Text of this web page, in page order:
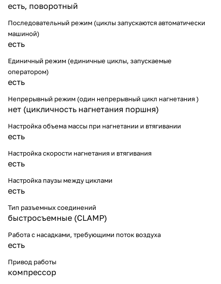
есть, поворотный
Последовательный режим (циклы запускаются автоматически
машиной)
есть
Единичный режим (единичные циклы, запускаемые
оператором)
есть
Непрерывный режим (один непрерывный цикл нагнетания )
нет (цикличность нагнетания поршня)
Настройка объема массы при нагнетании и втягивании
есть
Настройка скорости нагнетания и втягивания
есть
Настройка паузы между циклами
есть
Тип разъемных соединений
быстросъемные (CLAMP)
Работа с насадками, требующими поток воздуха
есть
Привод работы
компрессор